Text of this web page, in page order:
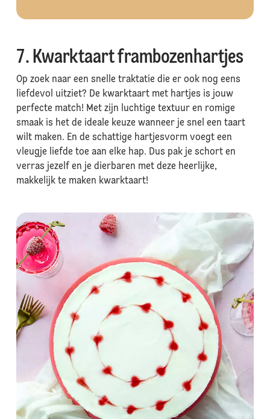
7. Kwarktaart frambozenhartjes
Op zoek naar een snelle traktatie die er ook nog eens
liefdevol uitziet? De kwarktaart met hartjes is jouw
perfecte match! Met zijn luchtige textuur en romige
smaak is het de ideale keuze wanneer je snel een taart
wilt maken. En de schattige hartjesvorm voegt een
vleugje liefde toe aan elke hap. Dus pak je schort en
verras jezelf en je dierbaren met deze heerlijke,
makkelijk te maken kwarktaart!